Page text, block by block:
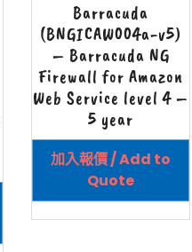
Barracuda
(BNGICAW004a-v5)
– Barracuda NG
Firewall for Amazon
Web Service level 4 –
5 year
加入報價 / Add to
Quote